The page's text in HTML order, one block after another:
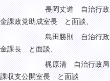
長岡丈道 自治行政局
金課政党助成室長 と面談、
島田勝則 自治行政局
金課長 と面談、
梶原清 自治行政局選
課収支公開室長 と面談